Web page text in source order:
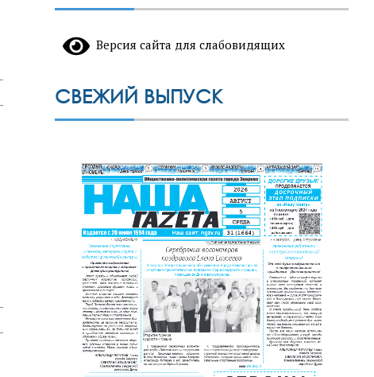
Версия сайта для слабовидящих
СВЕЖИЙ ВЫПУСК